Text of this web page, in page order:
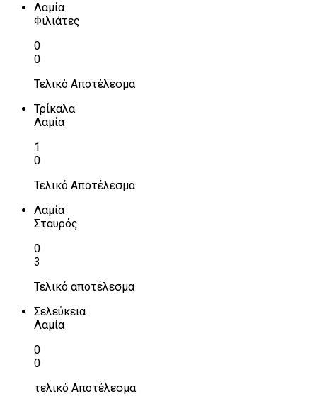
Λαμία
Φιλιάτες
0
0
Τελικό Αποτέλεσμα
Τρίκαλα
Λαμία
1
0
Τελικό Αποτέλεσμα
Λαμία
Σταυρός
0
3
Τελικό αποτέλεσμα
Σελεύκεια
Λαμία
0
0
τελικό Αποτέλεσμα